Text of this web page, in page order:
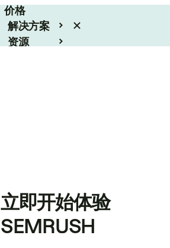
价格
解决方案
资源
立即开始体验
SEMRUSH